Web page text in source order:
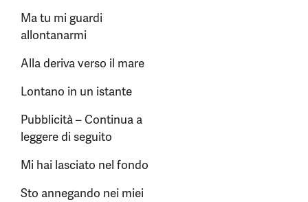
Ma tu mi guardi
allontanarmi
Alla deriva verso il mare
Lontano in un istante
Pubblicità – Continua a
leggere di seguito
Mi hai lasciato nel fondo
Sto annegando nei miei